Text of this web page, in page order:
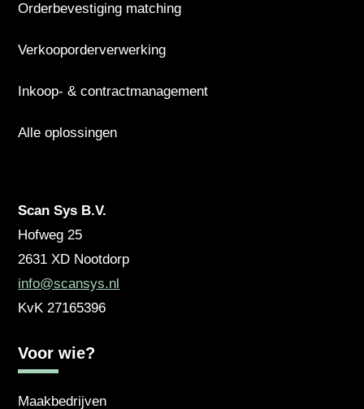
Orderbevestiging matching
Verkooporderverwerking
Inkoop- & contractmanagement
Alle oplossingen
Scan Sys B.V.
Hofweg 25
2631 XD Nootdorp
info@scansys.nl
KvK27165396
Voor wie?
Maakbedrijven